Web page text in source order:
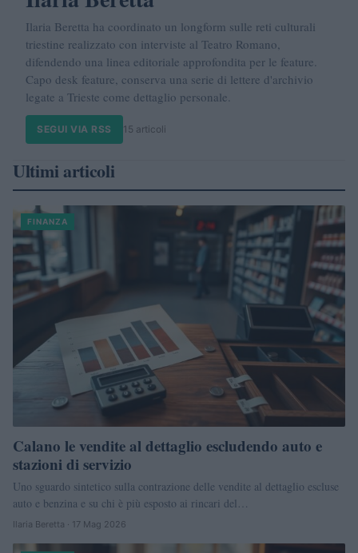
Ilaria Beretta ha coordinato un longform sulle reti culturali
triestine realizzato con interviste al Teatro Romano,
difendendo una linea editoriale approfondita per le feature.
Capo desk feature, conserva una serie di lettere d'archivio
legate a Trieste come dettaglio personale.
SEGUI VIA RSS 15 articoli
Ultimi articoli
FINANZA
Calano le vendite al dettaglio escludendo auto e
stazioni di servizio
Uno sguardo sintetico sulla contrazione delle vendite al dettaglio escluse
auto e benzina e su chi è più esposto ai rincari del…
Ilaria Beretta · 17 Mag 2026